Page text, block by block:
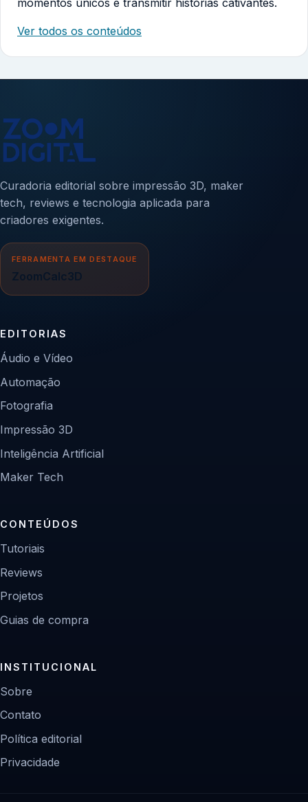
Ver todos os conteúdos
Curadoria editorial sobre impressão 3D, maker
tech, reviews e tecnologia aplicada para
criadores exigentes.
FERRAMENTA EM DESTAQUE
ZoomCalc3D
EDITORIAS
Áudio e Vídeo
Automação
Fotografia
Impressão 3D
Inteligência Artificial
Maker Tech
CONTEÚDOS
Tutoriais
Reviews
Projetos
Guias de compra
INSTITUCIONAL
Sobre
Contato
Política editorial
Privacidade